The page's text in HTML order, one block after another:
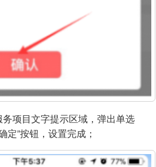
项目文字提示区域，弹出单选
定”按钮，设置完成；